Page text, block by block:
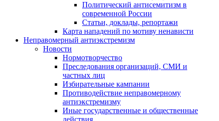
Политический антисемитизм в
современной России
Статьи, доклады, репортажи
Карта нападений по мотиву ненависти
Неправомерный антиэкстремизм
Новости
Нормотворчество
Преследования организаций, СМИ и
частных лиц
Избирательные кампании
Противодействие неправомерному
антиэкстремизму
Иные государственные и общественные